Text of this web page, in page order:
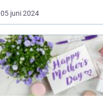
05 juni 2024